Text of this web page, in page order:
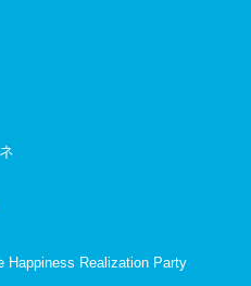
Happiness Realization Party